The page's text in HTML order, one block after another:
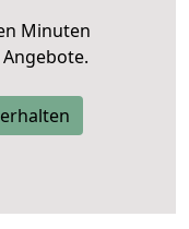
Minuten